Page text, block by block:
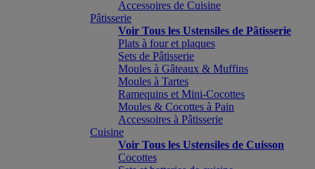
Accessoires de Cuisine
Pâtisserie
Voir Tous les Ustensiles de Pâtisserie
Plats à four et plaques
Sets de Pâtisserie
Moules à Gâteaux & Muffins
Moules à Tartes
Ramequins et Mini-Cocottes
Moules & Cocottes à Pain
Accessoires à Pâtisserie
Cuisine
Voir Tous les Ustensiles de Cuisson
Cocottes